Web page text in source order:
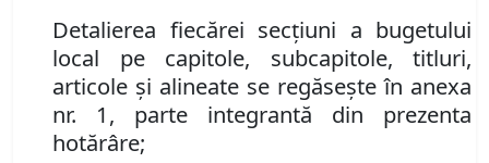
Detalierea fiecărei secţiuni a bugetului
local pe capitole, subcapitole, titluri,
articole şi alineate se regăseşte în anexa
nr. 1, parte integrantă din prezenta
hotărâre;